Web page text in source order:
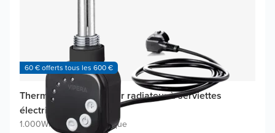
60 € offerts tous les 600 €
Thermostat Vipera pour radiateur à serviettes
électrique
1.000W|Noir Mat|Analogique